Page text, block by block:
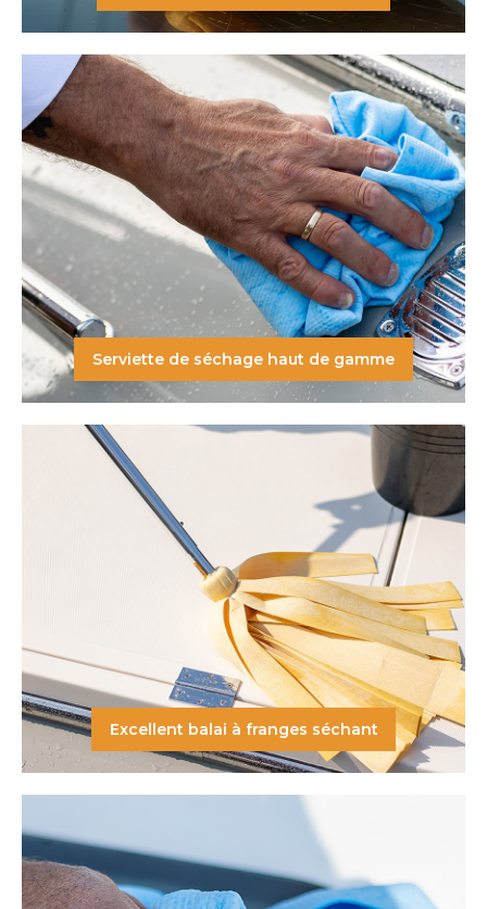
Serviette de séchage haut de gamme
Excellent balai à franges séchant